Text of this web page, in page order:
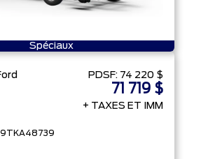
Spéciaux
PDSF: 74 220 $
71 719 $
+ TAXES ET IMM